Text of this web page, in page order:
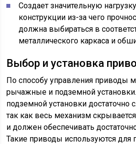
Создает значительную
конструкции из-за чего
должна выбираться в
металлического каркаса и
Выбор и установка
По способу управления приводы
рычажные и подземной
подземной установки достаточно
так как весь механизм
и должен обеспечивать
Такие приводы используются для